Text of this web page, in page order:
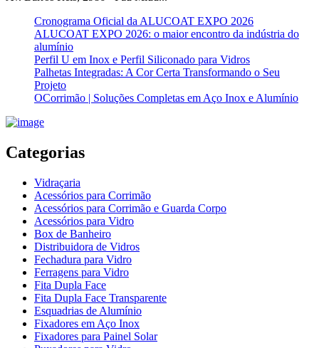
Cronograma Oficial da ALUCOAT EXPO 2026
ALUCOAT EXPO 2026: o maior encontro da indústria do
alumínio
Perfil U em Inox e Perfil Siliconado para Vidros
Palhetas Integradas: A Cor Certa Transformando o Seu
Projeto
OCorrimão | Soluções Completas em Aço Inox e Alumínio
Categorias
Vidraçaria
Acessórios para Corrimão
Acessórios para Corrimão e Guarda Corpo
Acessórios para Vidro
Box de Banheiro
Distribuidora de Vidros
Fechadura para Vidro
Ferragens para Vidro
Fita Dupla Face
Fita Dupla Face Transparente
Esquadrias de Alumínio
Fixadores em Aço Inox
Fixadores para Painel Solar